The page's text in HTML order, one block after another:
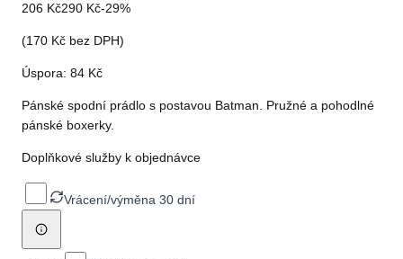
206 Kč290 Kč-29%
(170 Kč bez DPH)
Úspora: 84 Kč
Pánské spodní prádlo s postavou Batman. Pružné a pohodlné
pánské boxerky.
Doplňkové služby k objednávce
Vrácení/výměna 30 dní